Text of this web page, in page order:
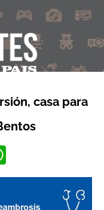
casa para